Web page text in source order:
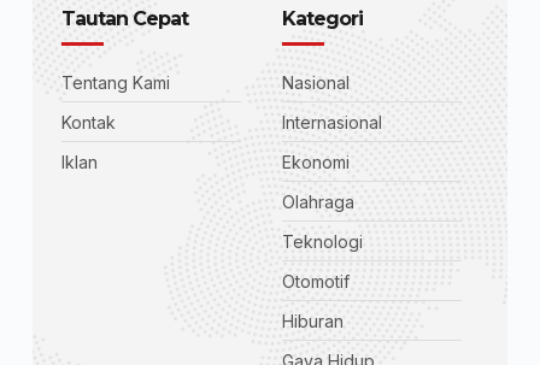
Tautan Cepat
Tentang Kami
Kontak
Iklan
Kategori
Nasional
Internasional
Ekonomi
Olahraga
Teknologi
Otomotif
Hiburan
Gaya Hidup